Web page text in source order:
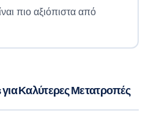
πιο αξιόπιστα από
Καλύτερες Μετατροπές
AI assistant
on this website